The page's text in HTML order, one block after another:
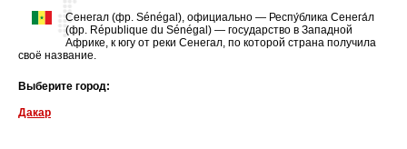
Сенегал (фр. Sénégal), официально — Респу́блика Сенега́л
(фр. République du Sénégal) — государство в Западной
Африке, к югу от реки Сенегал, по которой страна получила
своё название.
Выберите город:
Дакар